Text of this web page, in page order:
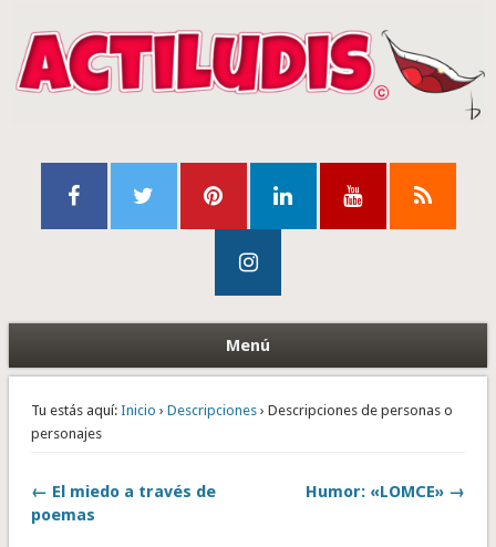
Menú
Tu estás aquí: Inicio › Descripciones› Descripciones de personas o
personajes
← El miedo a través de
poemas
Humor: «LOMCE» →